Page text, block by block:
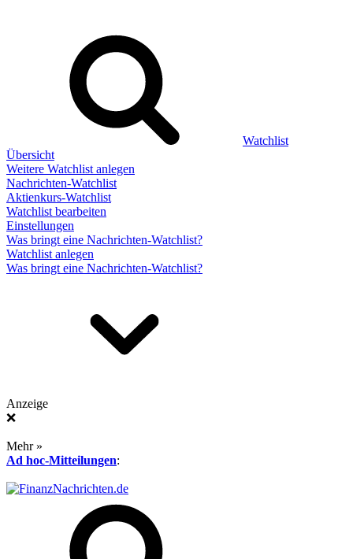
Watchlist
Übersicht
Weitere Watchlist anlegen
Nachrichten-Watchlist
Aktienkurs-Watchlist
Watchlist bearbeiten
Einstellungen
Was bringt eine Nachrichten-Watchlist?
Watchlist anlegen
Was bringt eine Nachrichten-Watchlist?
Anzeige
❌
Mehr »
Ad hoc-Mitteilungen: